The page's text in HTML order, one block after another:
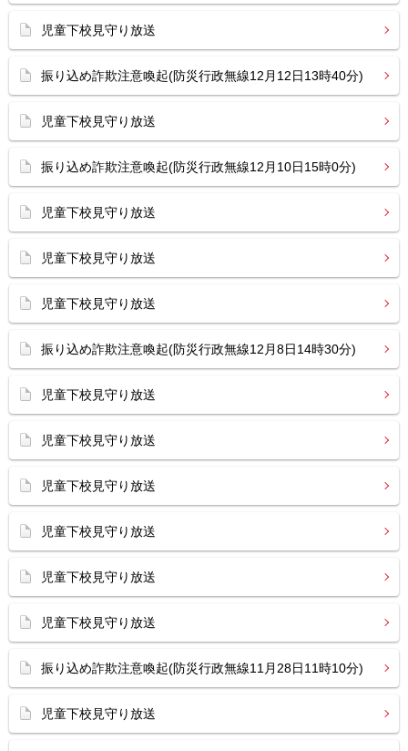
児童下校見守り放送
振り込め詐欺注意喚起(防災行政無線12月12日13時40分)
児童下校見守り放送
振り込め詐欺注意喚起(防災行政無線12月10日15時0分)
児童下校見守り放送
児童下校見守り放送
児童下校見守り放送
振り込め詐欺注意喚起(防災行政無線12月8日14時30分)
児童下校見守り放送
児童下校見守り放送
児童下校見守り放送
児童下校見守り放送
児童下校見守り放送
児童下校見守り放送
振り込め詐欺注意喚起(防災行政無線11月28日11時10分)
児童下校見守り放送